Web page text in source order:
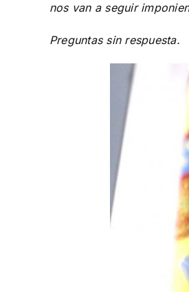
nos van a seguir
Preguntas sin respuesta.